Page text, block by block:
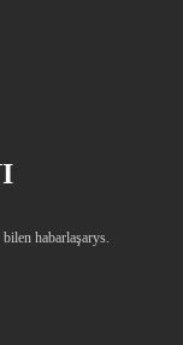
habarlaşarys.